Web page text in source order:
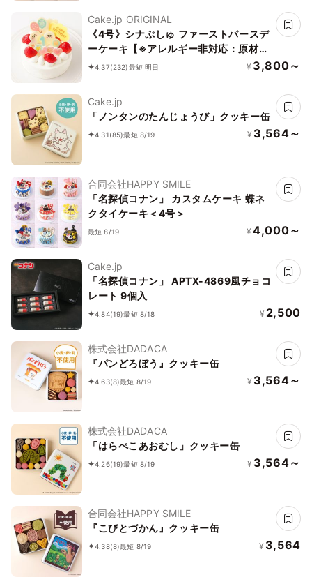
Cake.jp ORIGINAL
《4号》シナぷしゅ ファーストバースデ
ーケーキ【※アレルギー非対応：原材料
の一部に、小麦・卵・乳成分・大豆を含
4.37(232)最短 明日 ¥ 3,800～
Cake.jp
「ノンタンのたんじょうび」クッキー缶
4.31(85)最短 8/19 ¥ 3,564～
合同会社HAPPY SMILE
「名探偵コナン」 カスタムケーキ 蝶ネ
クタイケーキ＜4号＞
最短 8/19 ¥ 4,000～
Cake.jp
「名探偵コナン」 APTX-4869風チョコ
レート 9個入
4.84(19)最短 8/18 ¥ 2,500
株式会社DADACA
『パンどろぼう』クッキー缶
4.63(8)最短 8/19 ¥ 3,564～
株式会社DADACA
「はらぺこあおむし」クッキー缶
4.26(19)最短 8/19 ¥ 3,564～
合同会社HAPPY SMILE
『こびとづかん』クッキー缶
4.38(8)最短 8/19 ¥ 3,564